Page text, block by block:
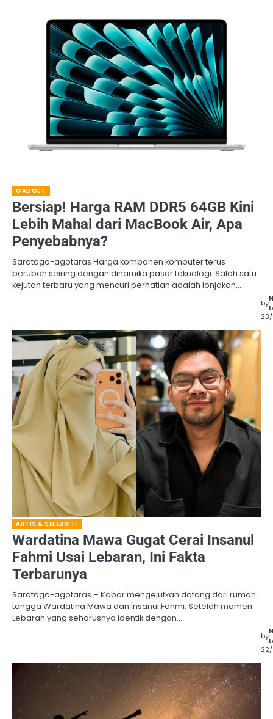
GADGET
Bersiap! Harga RAM DDR5 64GB Kini
Lebih Mahal dari MacBook Air, Apa
Penyebabnya?
Saratoga-agotaras Harga komponen komputer terus
berubah seiring dengan dinamika pasar teknologi. Salah satu
kejutan terbaru yang mencuri perhatian adalah lonjakan…
by
ARTIS & SELEBRITI
Wardatina Mawa Gugat Cerai Insanul
Fahmi Usai Lebaran, Ini Fakta
Terbarunya
Saratoga-agotaras – Kabar mengejutkan datang dari rumah
tangga Wardatina Mawa dan Insanul Fahmi. Setelah momen
Lebaran yang seharusnya identik dengan…
by